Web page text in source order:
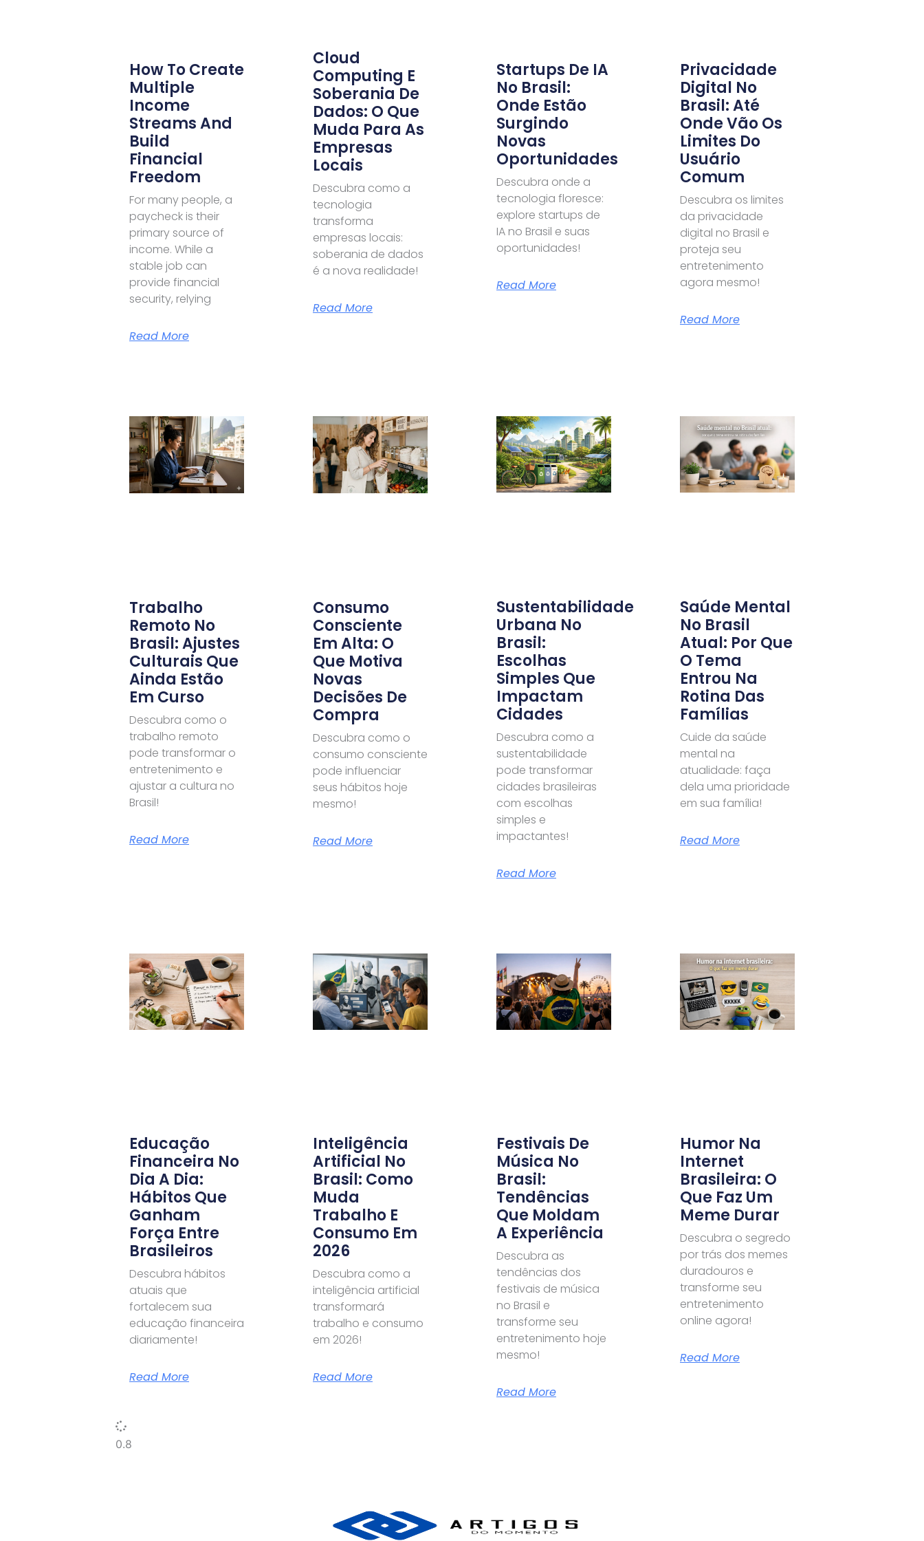
How To Create
Multiple
Income
Streams And
Build
Financial
Freedom
For many people, a
paycheck is their
primary source of
income. While a
stable job can
provide financial
security, relying
Read More
Cloud
Computing E
Soberania De
Dados: O Que
Muda Para As
Empresas
Locais
Descubra como a
tecnologia
transforma
empresas locais:
soberania de dados
é a nova realidade!
Read More
Startups De IA
No Brasil:
Onde Estão
Surgindo
Novas
Oportunidades
Descubra onde a
tecnologia floresce:
explore startups de
IA no Brasil e suas
oportunidades!
Read More
Privacidade
Digital No
Brasil: Até
Onde Vão Os
Limites Do
Usuário
Comum
Descubra os limites
da privacidade
digital no Brasil e
proteja seu
entretenimento
agora mesmo!
Read More
Trabalho
Remoto No
Brasil: Ajustes
Culturais Que
Ainda Estão
Em Curso
Descubra como o
trabalho remoto
pode transformar o
entretenimento e
ajustar a cultura no
Brasil!
Read More
Consumo
Consciente
Em Alta: O
Que Motiva
Novas
Decisões De
Compra
Descubra como o
consumo consciente
pode influenciar
seus hábitos hoje
mesmo!
Read More
Sustentabilidade
Urbana No
Brasil:
Escolhas
Simples Que
Impactam
Cidades
Descubra como a
sustentabilidade
pode transformar
cidades brasileiras
com escolhas
simples e
impactantes!
Read More
Saúde Mental
No Brasil
Atual: Por Que
O Tema
Entrou Na
Rotina Das
Famílias
Cuide da saúde
mental na
atualidade: faça
dela uma prioridade
em sua família!
Read More
Educação
Financeira No
Dia A Dia:
Hábitos Que
Ganham
Força Entre
Brasileiros
Descubra hábitos
atuais que
fortalecem sua
educação financeira
diariamente!
Read More
Inteligência
Artificial No
Brasil: Como
Muda
Trabalho E
Consumo Em
2026
Descubra como a
inteligência artificial
transformará
trabalho e consumo
em 2026!
Read More
Festivais De
Música No
Brasil:
Tendências
Que Moldam
A Experiência
Descubra as
tendências dos
festivais de música
no Brasil e
transforme seu
entretenimento hoje
mesmo!
Read More
Humor Na
Internet
Brasileira: O
Que Faz Um
Meme Durar
Descubra o segredo
por trás dos memes
duradouros e
transforme seu
entretenimento
online agora!
Read More